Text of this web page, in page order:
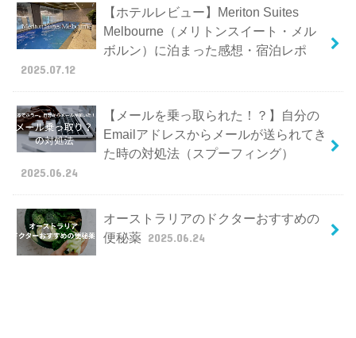
【ホテルレビュー】Meriton Suites
Melbourne（メリトンスイート・メル
ボルン）に泊まった感想・宿泊レポ
2025.07.12
【メールを乗っ取られた！？】自分の
Emailアドレスからメールが送られてき
た時の対処法（スプーフィング）
2025.06.24
オーストラリアのドクターおすすめの
便秘薬 2025.06.24